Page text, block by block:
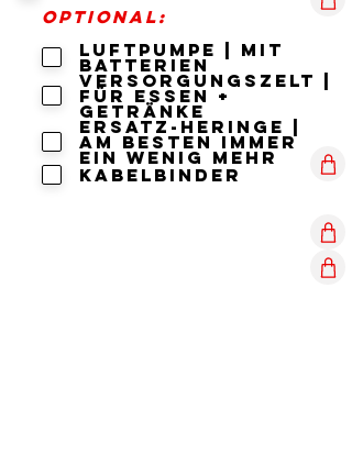
Optional:
Luftpumpe | mit
Batterien
versorgungszelt |
für essen +
getränke
ersatz-heringe |
am besten immer
ein wenig mehr
kabelbinder